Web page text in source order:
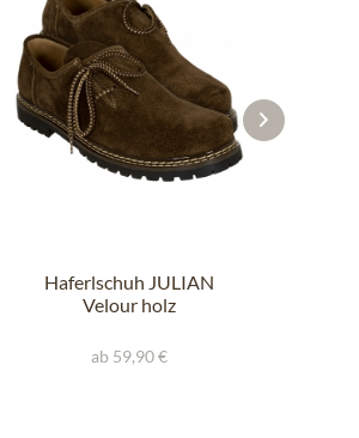
Haferlschuh JULIAN
Velour holz
ab 59,90 €